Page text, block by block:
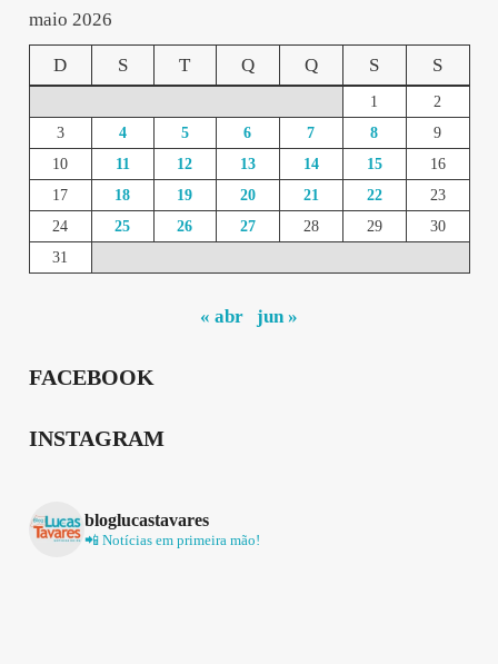
maio 2026
D S T Q Q S S
1
2
3
4 5 6 7 8
9
10
11 12 13 14 15
16
17
18 19 20 21 22
23
24
25 26 27 28 29
30
31
« abr jun »
FACEBOOK
INSTAGRAM
bloglucastavares
📲 Notícias em primeira mão!